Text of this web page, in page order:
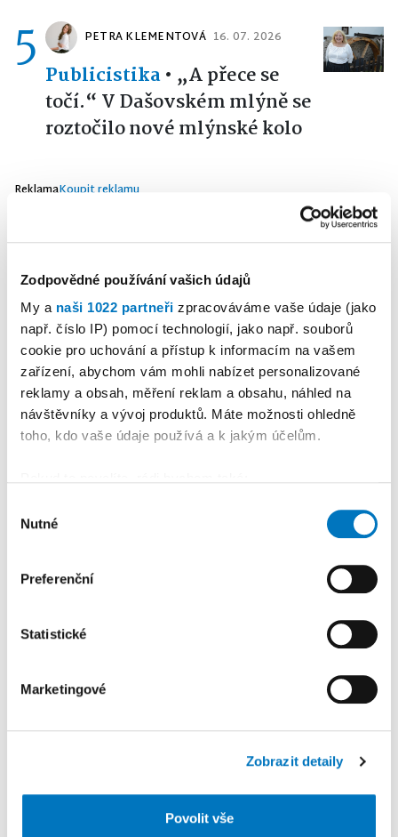
Zodpovědné používání vašich údajů
My a naši 1022 partneři zpracováváme vaše údaje (jako
např. číslo IP) pomocí technologií, jako např. souborů
cookie pro uchování a přístup k informacím na vašem
zařízení, abychom vám mohli nabízet personalizované
reklamy a obsah, měření reklam a obsahu, náhled na
návštěvníky a vývoj produktů. Máte možnosti ohledně
toho, kdo vaše údaje používá a k jakým účelům.
poloze, které mohou být přesné na několik metrů
skenování pro konkrétní charakteristiky (otisk prstu)
Zjistěte více o tom, jak zpracováváme vaše osobní
Svůj souhlas můžete kdykoliv změnit nebo odvolat v
K personalizaci obsahu a reklam, poskytování funkcí
sdílíme se svými partnery pro sociální média, inzerci a
získali v důsledku toho, že používáte jejich služby.
souhlasu
Nutné
Preferenční
Statistické
Marketingové
Zobrazit detaily
Povolit vše
5 PETRA KLEMENTOVÁ 16. 07. 2026
Publicistika• „A přece se
točí.“ V Dašovském mlýně se
roztočilo nové mlýnské kolo
ReklamaKoupit reklamu
Další